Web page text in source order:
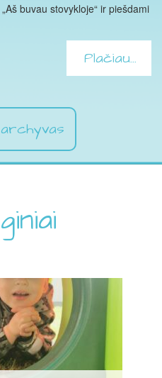
buvau stovykloje“ ir piešdami
Plačiau...
archyvas